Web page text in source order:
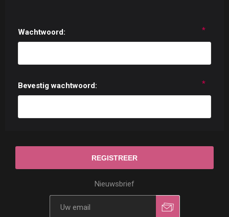
Wachtwoord: *
Bevestig wachtwoord: *
Nieuwsbrief